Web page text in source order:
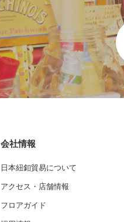
会社情報
日本紐釦貿易について
アクセス・店舗情報
フロアガイド